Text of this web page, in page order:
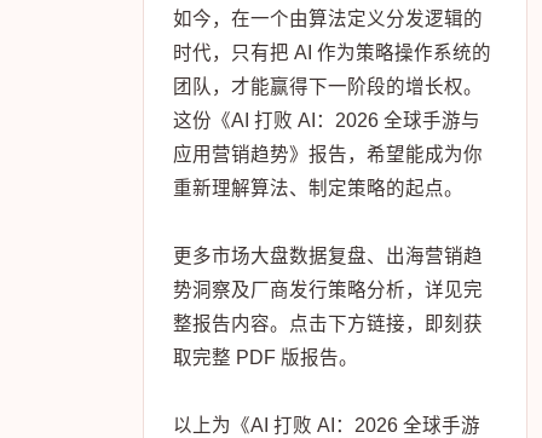
如今，在一个由算法定义分发逻辑的
时代，只有把 AI 作为策略操作系统的
团队，才能赢得下一阶段的增长权。
这份《AI 打败 AI：2026 全球手游与
应用营销趋势》报告，希望能成为你
重新理解算法、制定策略的起点。
更多市场大盘数据复盘、出海营销趋
势洞察及厂商发行策略分析，详见完
整报告内容。点击下方链接，即刻获
取完整 PDF 版报告。
以上为《AI 打败 AI：2026 全球手游